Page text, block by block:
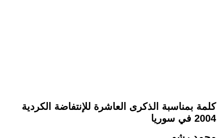
كلمة بمناسبة الذكرى العاشرة للإنتفاضة الكردية
2004 في سوريا